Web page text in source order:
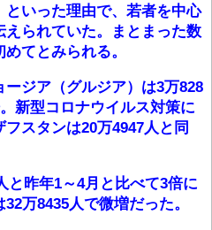
いった理由で、若者を中心
られていた。まとまった数
てとみられる。
ジア（グルジア）は3万828
新型コロナウイルス対策に
スタンは20万4947人と同
昨年1～4月と比べて3倍に
万8435人で微増だった。